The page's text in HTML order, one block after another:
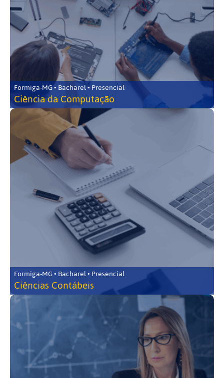
Formiga-MG • Bacharel • Presencial
Ciência da Computação
Formiga-MG • Bacharel • Presencial
Ciências Contábeis